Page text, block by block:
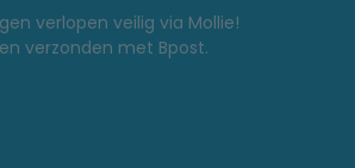
verlopen veilig via Mollie!
verzonden met Bpost.